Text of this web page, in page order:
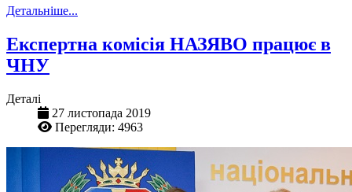
Детальніше...
Експертна комісія НАЗЯВО працює в
ЧНУ
Деталі
27 листопада 2019
Перегляди: 4963